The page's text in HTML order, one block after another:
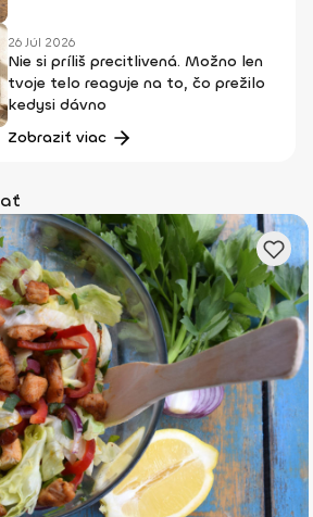
26 Júl 2026
Nie si príliš precitlivená. Možno len
tvoje telo reaguje na to, čo prežilo
kedysi dávno
Zobraziť viac